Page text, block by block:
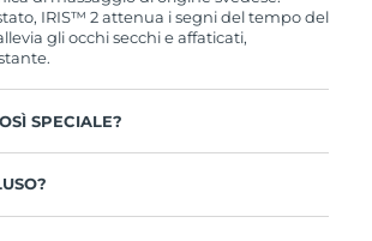
IRIS™ 2 attenua i segni del tempo del
gli occhi secchi e affaticati,
SPECIALE?
il contorno occhi.
nel ridurre le borse sotto gli occhi*
Consegna stimata8/18/26